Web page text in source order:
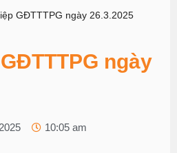
GĐTTTPG ngày 26.3.2025
ngày
10:05 am